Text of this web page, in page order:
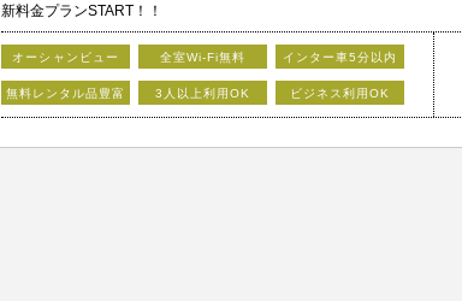
新料金プランSTART！！
★★★新料金体系でお得に利用★★★
・新たにフリータイムを導入！！なんと最大13時間利用！！
オーシャンビュー 全室Wi-Fi無料 インター車5分以内
無料レンタル品豊富 3人以上利用OK ビジネス利用OK